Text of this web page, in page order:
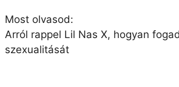
Most olvasod:
Arról rappel Lil Nas X, hogyan
szexualitását